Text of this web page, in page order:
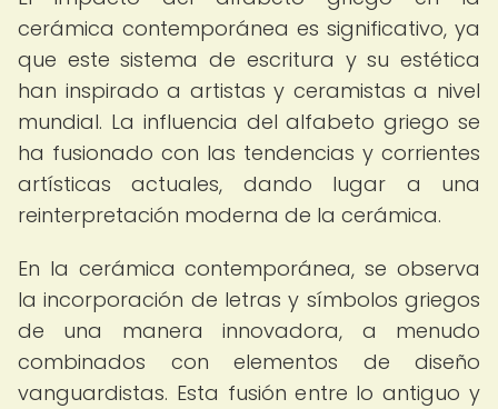
cerámica contemporánea es significativo, ya
que este sistema de escritura y su estética
han inspirado a artistas y ceramistas a nivel
mundial. La influencia del alfabeto griego se
ha fusionado con las tendencias y corrientes
artísticas actuales, dando lugar a una
reinterpretación moderna de la cerámica.
En la cerámica contemporánea, se observa
la incorporación de letras y símbolos griegos
de una manera innovadora, a menudo
combinados con elementos de diseño
vanguardistas. Esta fusión entre lo antiguo y